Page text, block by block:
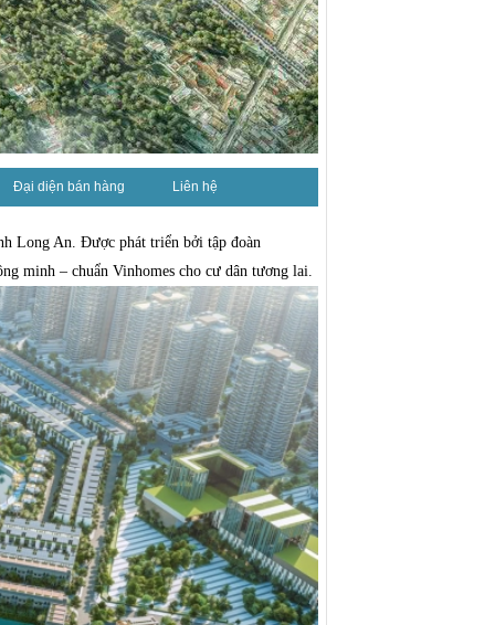
Đại diện bán hàng Liên hệ
Long An. Được phát triển bởi tập đoàn
minh – chuẩn Vinhomes cho cư dân tương lai.